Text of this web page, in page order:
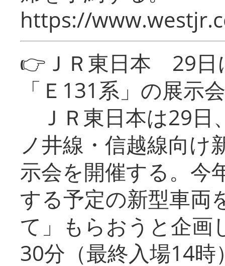
https://
👉ＪＲ東日本 29日
「Ｅ131系」の展示会
ＪＲ東日本は29日
ノ井線・信越線向け
示会を開催する。今
する予定の新型車両
て」もらおうと企画
30分（最終入場14